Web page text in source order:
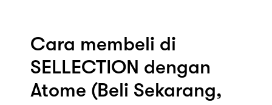
Cara membeli di
SELLECTION dengan
Atome (Beli Sekarang,